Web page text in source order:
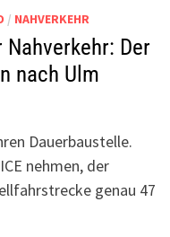
/ NAHVERKEHR
Der
nach Ulm
Dauerbaustelle.
nehmen, der
genau 47